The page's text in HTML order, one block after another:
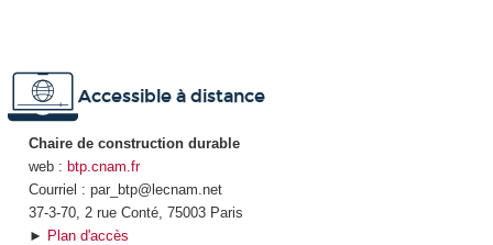
Accessible à distance
Chaire de construction durable
web : btp.cnam.fr
Courriel : par_btp@lecnam.net
37-3-70, 2 rue Conté, 75003 Paris
► Plan d'accès